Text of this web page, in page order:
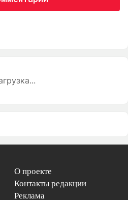
О проекте
Контакты редакции
Реклама